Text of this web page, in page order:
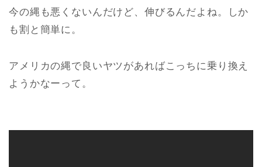
今の縄も悪くないんだけど、伸びるんだよね。しか
も割と簡単に。
アメリカの縄で良いヤツがあればこっちに乗り換え
ようかなーって。